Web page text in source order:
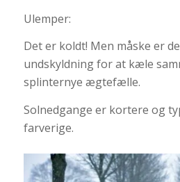
Ulemper:
Det er koldt! Men måske er
undskyldning for at kæle
splinternye ægtefælle.
Solnedgange er kortere og
farverige.